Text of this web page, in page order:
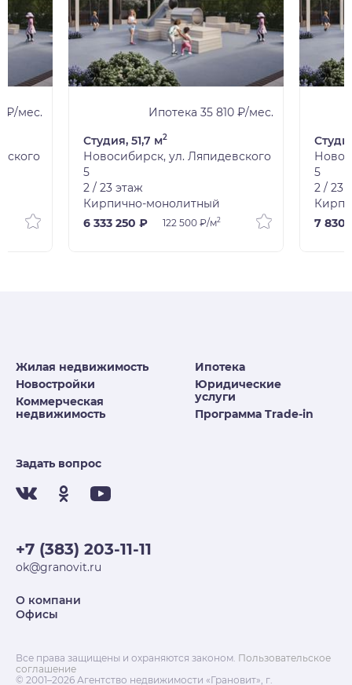
₽/мес.
Ипотека 35 810 ₽/мес.
Студия, 51,7 м2
Новосибирск, ул. Ляпидевского
5
2 / 23 этаж
Кирпично-монолитный
6 333 250 ₽
122 500 ₽/м2
5
2 / 23
7 830
Жилая недвижимость
Новостройки
Коммерческая
недвижимость
Ипотека
Юридические
услуги
Программа Trade-in
Задать вопрос
+7 (383) 203-11-11
ok@granovit.ru
О компани
Офисы
Все права защищены и охраняются законом. Пользовательское
соглашение
© 2001–2026 Агентство недвижимости «Грановит», г.